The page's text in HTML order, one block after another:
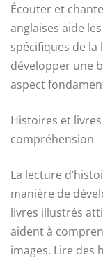
Écouter et
anglaises aide
spécifiques de la
développer une
aspect
Histoires et
compréhension
La lecture
manière de
livres illustrés
aident à
images. Lire des